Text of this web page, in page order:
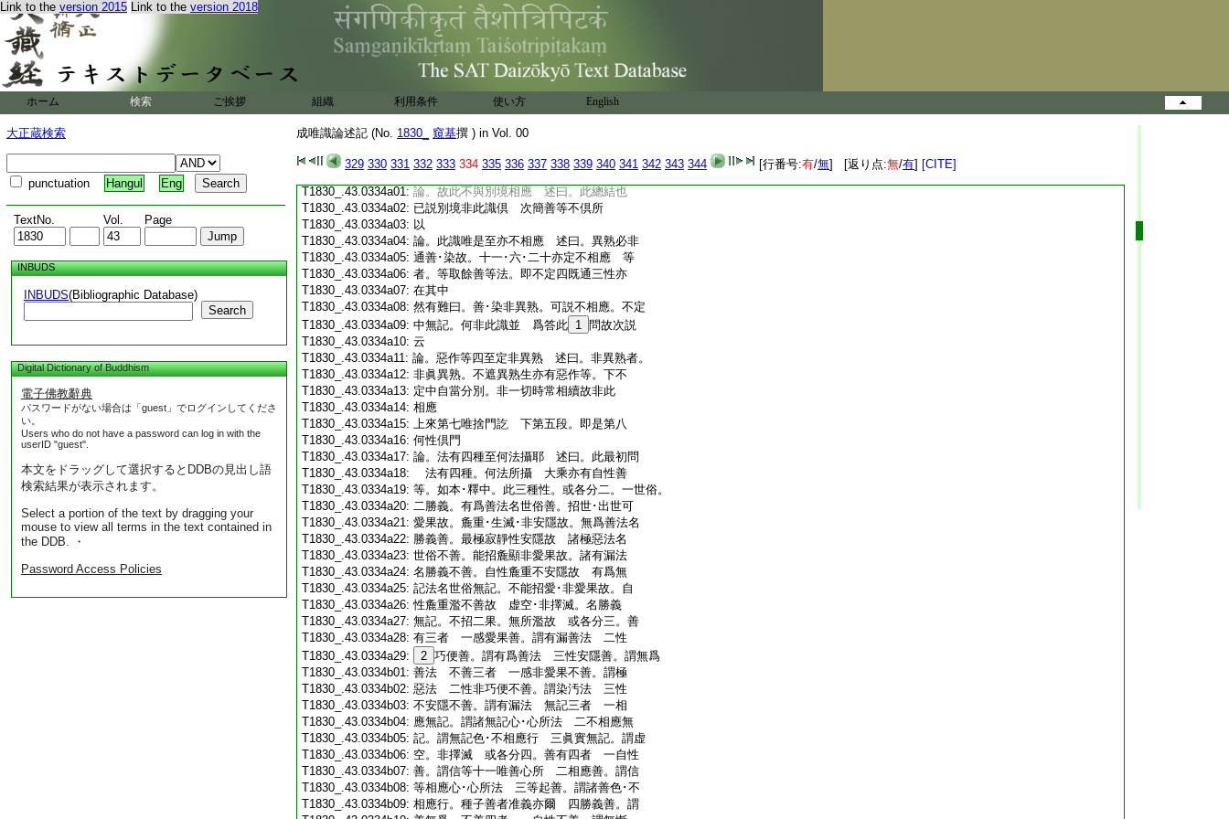
Link to the version 2015 Link to the version 2018
ホーム 検索 ご挨拶 組織 利用条件 使い方 English
大正蔵検索
punctuation Hangul Eng
TextNo. Vol. Page
INBUDS
INBUDS(Bibliographic Database)
Search
Digital Dictionary of Buddhism
電子佛教辭典
パスワードがない場合は「guest」でログインしてくださ
い。
Users who do not have a password can log in with the
userID "guest".
本文をドラッグして選択するとDDBの見出し語
検索結果が表示されます。
Select a portion of the text by dragging your
mouse to view all terms in the text contained in
the DDB. ・
Password Access Policies
成唯識論述記 (No. 1830_ 窺基撰 ) in Vol. 00
329 330 331 332 333 334 335 336 337 338 339 340 341 342 343 344 [行番号:有/無] [返り点:無/有] [CITE]
T1830_.43.0333c19:之境 不能明記曾所受境故無有念
T1830_.43.0333c20: 論。定能令心至刹那別縁 述曰。定雖影像
T1830_.43.0333c21:相分刹那新起。其加行時所觀本質前後相
T1830_.43.0333c22:
續。恒專注縁 此識任運不作加行專注
本質。恒縁現在影像所縁。但新新起 且定
T1830_.43.0333c24:行相。一･一刹那深取專注趣向所縁。此識浮
T1830_.43.0333c25:疎行相不爾。故非定倶 言任運者。是隨
T1830_.43.0333c26:業轉
T1830_.43.0333c27:論。惠唯簡擇至不能簡擇 述曰。徳等事者。
T1830_.43.0333c28: 等失･倶非。餘文可解 此之別簡。行相周
T1830_.43.0334a01: 論。故此不與別境相應 述曰。此總結也
T1830_.43.0334a02: 已説別境非此識倶 次簡善等不倶所
T1830_.43.0334a03: 以
T1830_.43.0334a04: 論。此識唯是至亦不相應 述曰。異熟必非
T1830_.43.0334a05: 通善･染故。十一･六･二十亦定不相應 等
T1830_.43.0334a06: 者。等取餘善等法。即不定四既通三性亦
T1830_.43.0334a07: 在其中
T1830_.43.0334a08: 然有難曰。善･染非異熟。可説不相應。不定
T1830_.43.0334a09: 中無記。何非此識並 爲答此 1 問故次説
T1830_.43.0334a10: 云
T1830_.43.0334a11: 論。惡作等四至定非異熟 述曰。非異熟者。
T1830_.43.0334a12: 非眞異熟。不遮異熟生亦有惡作等。下不
T1830_.43.0334a13: 定中自當分別。非一切時常相續故非此
T1830_.43.0334a14: 相應
T1830_.43.0334a15: 上來第七唯捨門訖 下第五段。即是第八
T1830_.43.0334a16: 何性倶門
T1830_.43.0334a17: 論。法有四種至何法攝耶 述曰。此最初問
T1830_.43.0334a18:
法有四種。何法所攝 大乘亦有自性善
T1830_.43.0334a19: 等。如本･釋中。此三種性。或各分二。一世俗。
T1830_.43.0334a20: 二勝義。有爲善法名世俗善。招世･出世可
T1830_.43.0334a21: 愛果故。麁重･生滅･非安隱故。無爲善法名
T1830_.43.0334a22: 勝義善。最極寂靜性安隱故 諸極惡法名
T1830_.43.0334a23: 世俗不善。能招麁顯非愛果故。諸有漏法
T1830_.43.0334a24: 名勝義不善。自性麁重不安隱故 有爲無
T1830_.43.0334a25: 記法名世俗無記。不能招愛･非愛果故。自
T1830_.43.0334a26:性麁重濫不善故 虚空･非擇滅。名勝義
T1830_.43.0334a27: 無記。不招二果。無所濫故 或各分三。善
T1830_.43.0334a28: 有三者 一感愛果善。謂有漏善法 二性
T1830_.43.0334a29:
2 巧便善。謂有爲善法 三性安隱善。謂無爲
T1830_.43.0334b01: 善法 不善三者 一感非愛果不善。謂極
T1830_.43.0334b02: 惡法 二性非巧便不善。謂染汚法 三性
T1830_.43.0334b03: 不安隱不善。謂有漏法 無記三者 一相
T1830_.43.0334b04: 應無記。謂諸無記心･心所法 二不相應無
T1830_.43.0334b05: 記。謂無記色･不相應行 三眞實無記。謂虚
T1830_.43.0334b06: 空。非擇滅 或各分四。善有四者 一自性
T1830_.43.0334b07: 善。謂信等十一唯善心所 二相應善。謂信
T1830_.43.0334b08: 等相應心･心所法 三等起善。謂諸善色･不
T1830_.43.0334b09: 相應行。種子善者准義亦爾 四勝義善。謂